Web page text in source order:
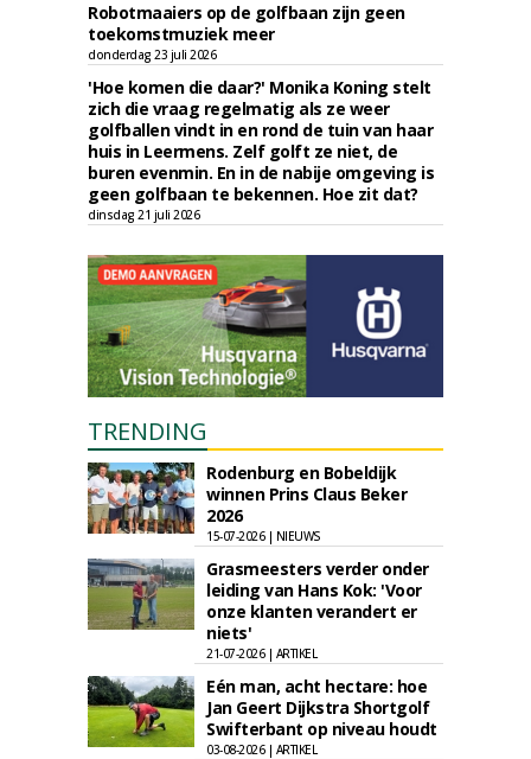
Robotmaaiers op de golfbaan zijn geen
toekomstmuziek meer
donderdag 23 juli 2026
'Hoe komen die daar?' Monika Koning stelt
zich die vraag regelmatig als ze weer
golfballen vindt in en rond de tuin van haar
huis in Leermens. Zelf golft ze niet, de
buren evenmin. En in de nabije omgeving is
geen golfbaan te bekennen. Hoe zit dat?
dinsdag 21 juli 2026
TRENDING
Rodenburg en Bobeldijk
winnen Prins Claus Beker
2026
15-07-2026 | NIEUWS
Grasmeesters verder onder
leiding van Hans Kok: 'Voor
onze klanten verandert er
niets'
21-07-2026 | ARTIKEL
Eén man, acht hectare: hoe
Jan Geert Dijkstra Shortgolf
Swifterbant op niveau houdt
03-08-2026 | ARTIKEL